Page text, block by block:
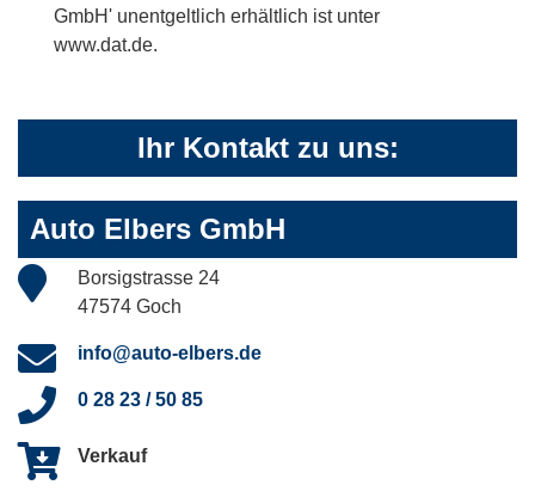
GmbH' unentgeltlich erhältlich ist unter
www.dat.de.
Ihr Kontakt zu uns:
Auto Elbers GmbH
Borsigstrasse 24
47574 Goch
info@auto-elbers.de
0 28 23 / 50 85
Verkauf